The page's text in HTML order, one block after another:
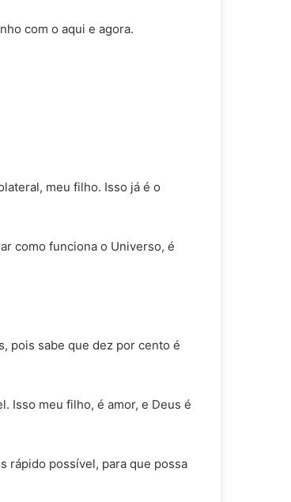
com o aqui e agora.
meu filho. Isso já é o
como funciona o Universo, é
pois sabe que dez por cento é
Isso meu filho, é amor, e Deus é
rápido possível, para que possa